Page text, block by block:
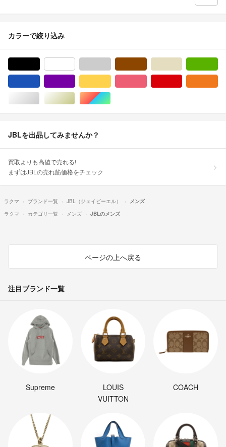
カラーで絞り込み
シルバー/銀色系ゴールド/金色系マルチカラー
JBLを出品してみませんか？
買取よりも高値で売れる!
まずはJBLの売れ筋価格をチェック
ラクマ ブランド一覧 JBL（ジェイビーエル）
メンズ
ラクマ
カテゴリ一覧 メンズ JBLのメンズ
ページの上へ戻る
注目ブランド一覧
Supreme
LOUIS
VUITTON
COACH